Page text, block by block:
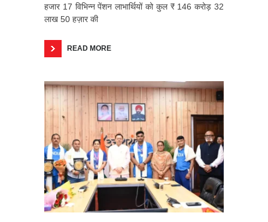
हजार 17 विभिन्न पेंशन लाभार्थियों को कुल ₹ 146 करोड़ 32
लाख 50 हज़ार की
READ MORE